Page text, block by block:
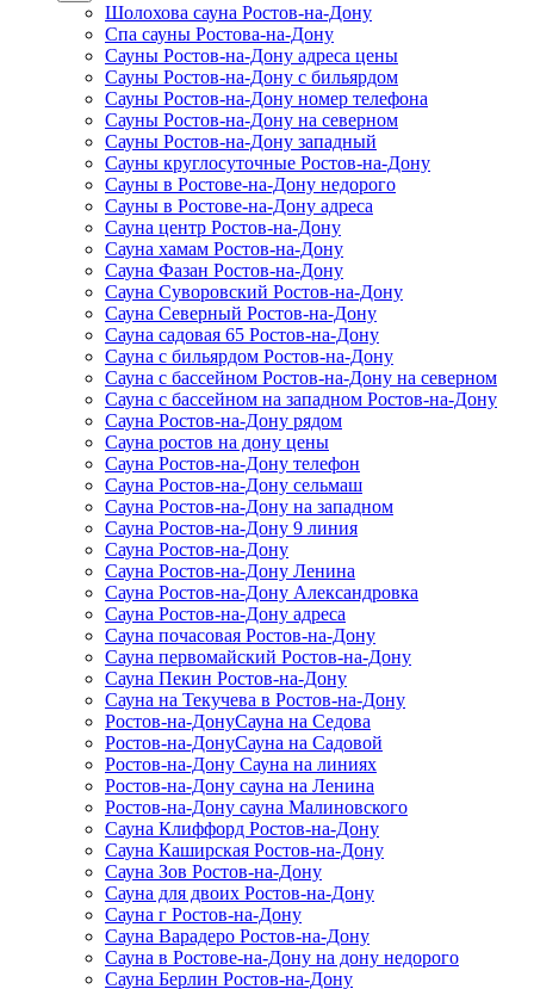
Шолохова сауна Ростов-на-Дону
Спа сауны Ростова-на-Дону
Сауны Ростов-на-Дону адреса цены
Сауны Ростов-на-Дону с бильярдом
Сауны Ростов-на-Дону номер телефона
Сауны Ростов-на-Дону на северном
Сауны Ростов-на-Дону западный
Сауны круглосуточные Ростов-на-Дону
Сауны в Ростове-на-Дону недорого
Сауны в Ростове-на-Дону адреса
Сауна центр Ростов-на-Дону
Сауна хамам Ростов-на-Дону
Сауна Фазан Ростов-на-Дону
Сауна Суворовский Ростов-на-Дону
Сауна Северный Ростов-на-Дону
Сауна садовая 65 Ростов-на-Дону
Сауна с бильярдом Ростов-на-Дону
Сауна с бассейном Ростов-на-Дону на северном
Сауна с бассейном на западном Ростов-на-Дону
Сауна Ростов-на-Дону рядом
Сауна ростов на дону цены
Сауна Ростов-на-Дону телефон
Сауна Ростов-на-Дону сельмаш
Сауна Ростов-на-Дону на западном
Сауна Ростов-на-Дону 9 линия
Сауна Ростов-на-Дону
Сауна Ростов-на-Дону Ленина
Сауна Ростов-на-Дону Александровка
Сауна Ростов-на-Дону адреса
Сауна почасовая Ростов-на-Дону
Сауна первомайский Ростов-на-Дону
Сауна Пекин Ростов-на-Дону
Сауна на Текучева в Ростов-на-Дону
Ростов-на-ДонуСауна на Седова
Ростов-на-ДонуСауна на Садовой
Ростов-на-Дону Сауна на линиях
Ростов-на-Дону сауна на Ленина
Ростов-на-Дону сауна Малиновского
Сауна Клиффорд Ростов-на-Дону
Сауна Каширская Ростов-на-Дону
Сауна Зов Ростов-на-Дону
Сауна для двоих Ростов-на-Дону
Сауна г Ростов-на-Дону
Сауна Варадеро Ростов-на-Дону
Сауна в Ростове-на-Дону на дону недорого
Сауна Берлин Ростов-на-Дону